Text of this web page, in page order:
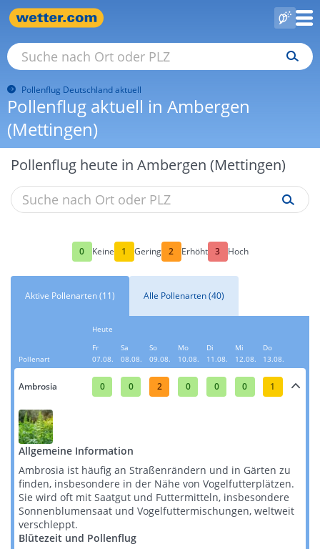
Pollenflug Deutschland aktuell
Pollenflug aktuell in Ambergen
(Mettingen)
Pollenflug heute in Ambergen (Mettingen)
0 Keine 1 Gering 2 Erhöht 3 Hoch
Aktive Pollenarten (11) Alle Pollenarten (40)
Pollenart
Heute
Fr
07.08.
Sa
08.08.
So
09.08.
Mo
10.08.
Di
11.08.
Mi
12.08.
Do
13.08.
Ambrosia 0 0 2 0 0 0 1
Allgemeine Information
Ambrosia ist häufig an Straßenrändern und in Gärten zu
finden, insbesondere in der Nähe von Vogelfutterplätzen.
Sie wird oft mit Saatgut und Futtermitteln, insbesondere
Sonnenblumensaat und Vogelfuttermischungen, weltweit
verschleppt​​​​.
Blütezeit und Pollenflug